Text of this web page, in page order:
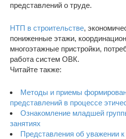
представлений о труде.
НТП в строительстве,
пониженные этажи,
многоэтажные пристройки,
работа систем ОВК.
Читайте также:
Методы и приемы
представлений в процессе
Ознакомление младшей
занятиях
Представления об уважении к